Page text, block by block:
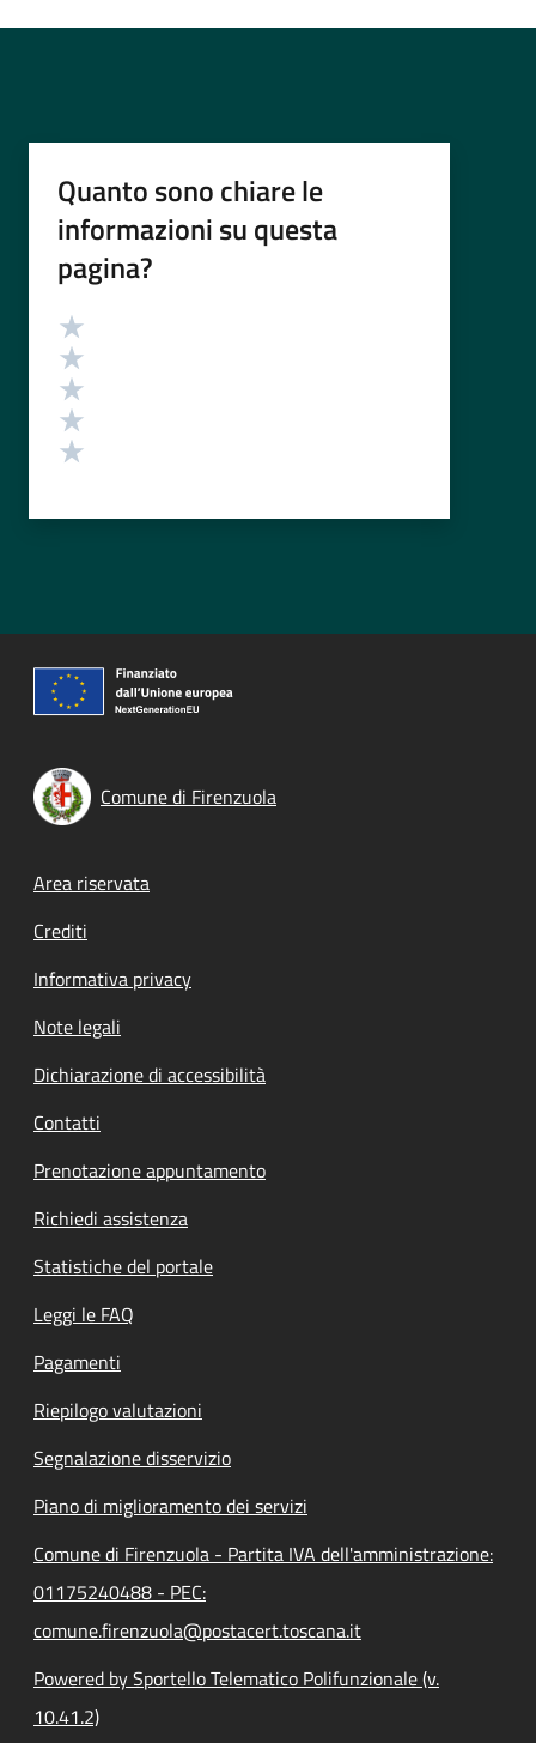
Quanto sono chiare le
informazioni su questa
pagina?
Valutazione
Comune di Firenzuola
Footer menu
Area riservata
Crediti
Informativa privacy
Note legali
Dichiarazione di accessibilità
Contatti
Prenotazione appuntamento
Richiedi assistenza
Statistiche del portale
Leggi le FAQ
Pagamenti
Riepilogo valutazioni
Segnalazione disservizio
Piano di miglioramento dei servizi
Comune di Firenzuola - Partita IVA dell'amministrazione:
01175240488 - PEC:
comune.firenzuola@postacert.toscana.it
Powered by Sportello Telematico Polifunzionale (v.
10.41.2)